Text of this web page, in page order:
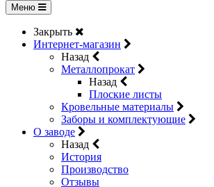
Меню
Закрыть
Интернет-магазин
Назад
Металлопрокат
Назад
Плоские листы
Кровельные материалы
Заборы и комплектующие
О заводе
Назад
История
Производство
Отзывы